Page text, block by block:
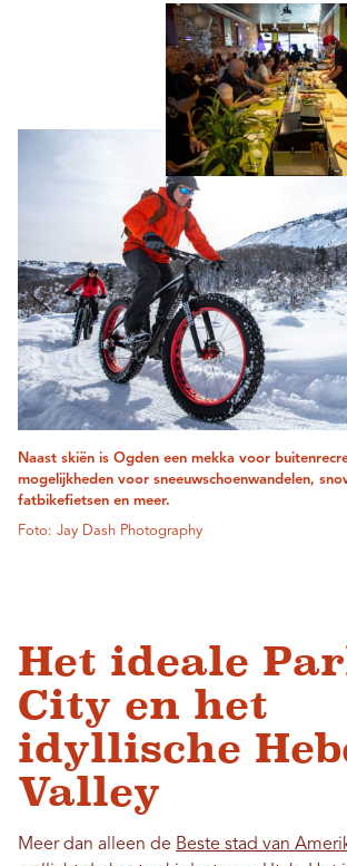
Naast skiën is Ogden een mekka voor
mogelijkheden voor sneeuwschoenwandelen,
fatbikefietsen en meer.
Foto: Jay Dash Photography
Het ideale
City en het
idyllische
Valley
Meer dan alleen de Beste stad van